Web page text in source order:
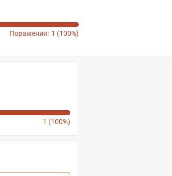
Поражения: 1 (100%)
1 (100%)